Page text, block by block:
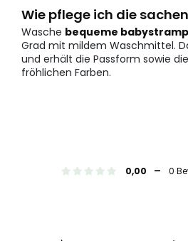
Wie pflege ich die
Wasche bequeme
Grad mit mildem Waschmittel.
und erhält die Passform sowie
fröhlichen Farben.
0,00 - 0